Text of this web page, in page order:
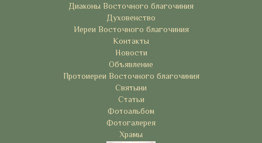
Диаконы Восточного благочиния
Духовенство
Иереи Восточного благочиния
Контакты
Новости
Объявление
Протоиереи Восточного благочиния
Святыни
Статьи
Фотоальбом
Фотогалерея
Храмы